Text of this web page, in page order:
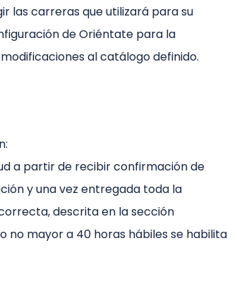
las carreras que utilizará para su
de Oriéntate para la
al catálogo definido.
a partir de recibir confirmación de
y una vez entregada toda la
descrita en la sección
no mayor a 40 horas hábiles se habilita